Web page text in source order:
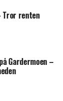
Tror renten
Gardermoen –